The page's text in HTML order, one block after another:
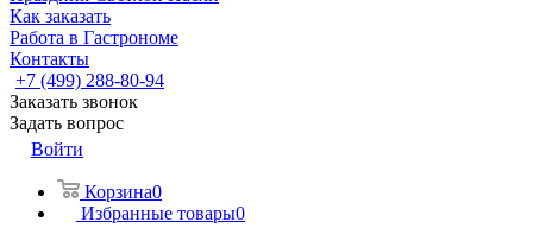
Как заказать
Работа в Гастрономе
Контакты
+7 (499) 288-80-94
Заказать звонок
Задать вопрос
Войти
Корзина0
Избранные товары0